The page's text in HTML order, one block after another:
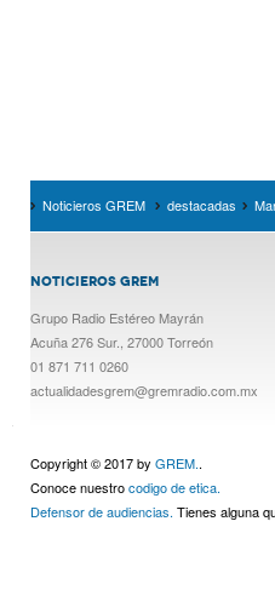
Noticieros GREM destacadas
NOTICIEROS GREM
Grupo Radio Estéreo Mayrán
Acuña 276 Sur., 27000 Torreón
01 871 711 0260
actualidadesgrem@gremradio.com.mx
Copyright © 2017 by GREM..
Conoce nuestrocodigo de etica.
Defensor de audiencias. Tienes alguna